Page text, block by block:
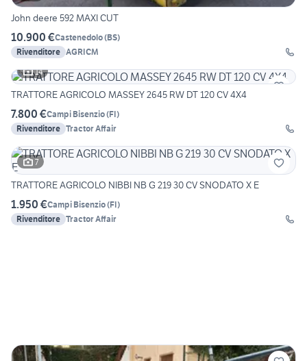
John deere 592 MAXI CUT
10.900 €Castenedolo(BS)
Rivenditore AGRICM
14
TRATTORE AGRICOLO MASSEY 2645 RW DT 120 CV 4X4
7.800 €Campi Bisenzio(FI)
Rivenditore Tractor Affair
7
TRATTORE AGRICOLO NIBBI NB G 219 30 CV SNODATO X E
1.950 €Campi Bisenzio(FI)
Rivenditore Tractor Affair